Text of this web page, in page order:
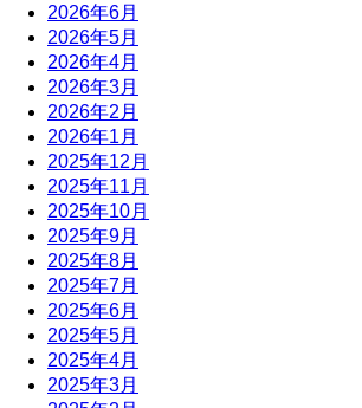
2026年6月
2026年5月
2026年4月
2026年3月
2026年2月
2026年1月
2025年12月
2025年11月
2025年10月
2025年9月
2025年8月
2025年7月
2025年6月
2025年5月
2025年4月
2025年3月